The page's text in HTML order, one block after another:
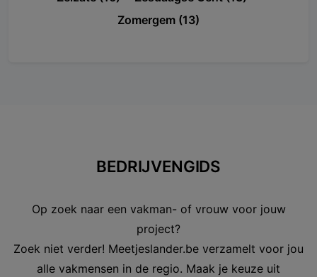
Zomergem (13)
BEDRIJVENGIDS
Op zoek naar een vakman- of vrouw voor jouw
project?
Zoek niet verder! Meetjeslander.be verzamelt voor jou
alle vakmensen in de regio. Maak je keuze uit